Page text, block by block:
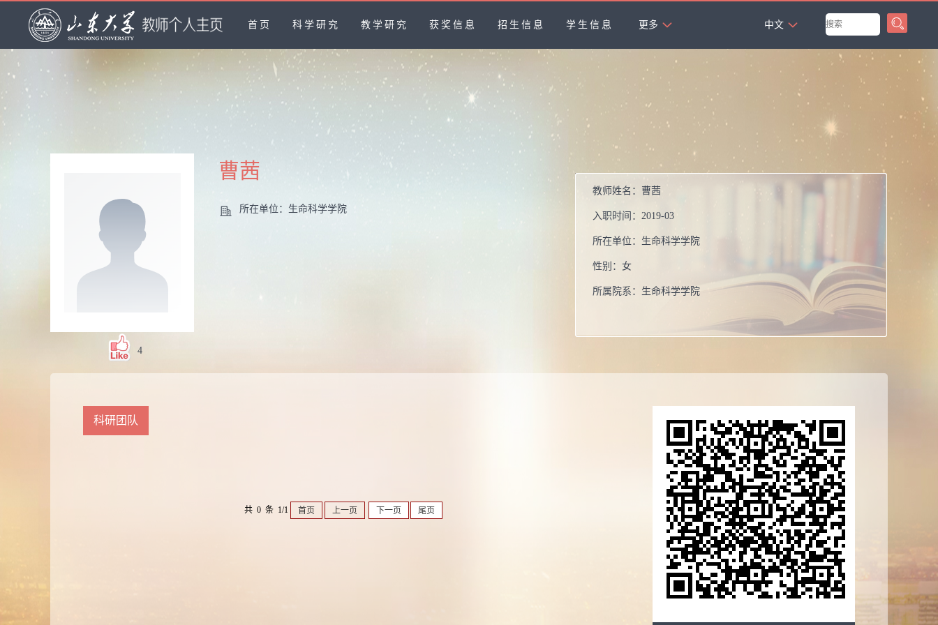
首页 科学研究 教学研究 获奖信息 招生信息 学生信息 更多
中文
4
曹茜
所在单位：生命科学学院
教师姓名： 曹茜
入职时间： 2019-03
所在单位： 生命科学学院
性别： 女
所属院系： 生命科学学院
科研团队
共 0 条 1/1 首页 上一页 下一页 尾页